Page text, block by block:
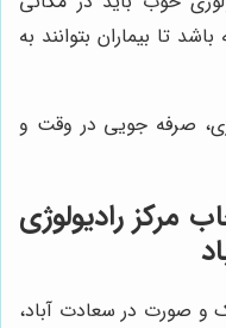
تا بیماران بتوانند به
صرفه جویی در وقت و
مرکز رادیولوژی
و صورت در سعادت آباد،